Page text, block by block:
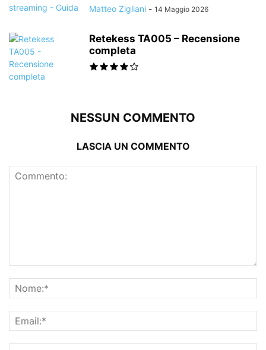
Matteo Zigliani - 14 Maggio 2026
Retekess TA005 – Recensione
completa
NESSUN COMMENTO
LASCIA UN COMMENTO